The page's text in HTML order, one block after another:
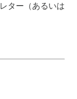
ター（あるいは